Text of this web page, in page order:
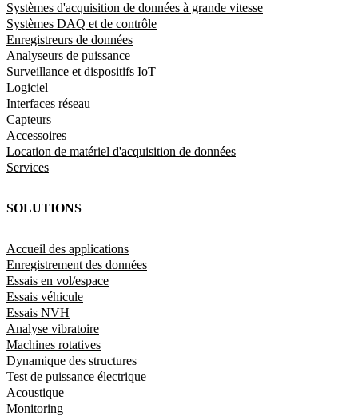
Systèmes d'acquisition de données à grande vitesse
Systèmes DAQ et de contrôle
Enregistreurs de données
Analyseurs de puissance
Surveillance et dispositifs IoT
Logiciel
Interfaces réseau
Capteurs
Accessoires
Location de matériel d'acquisition de données
Services
SOLUTIONS
Accueil des applications
Enregistrement des données
Essais en vol/espace
Essais véhicule
Essais NVH
Analyse vibratoire
Machines rotatives
Dynamique des structures
Test de puissance électrique
Acoustique
Monitoring